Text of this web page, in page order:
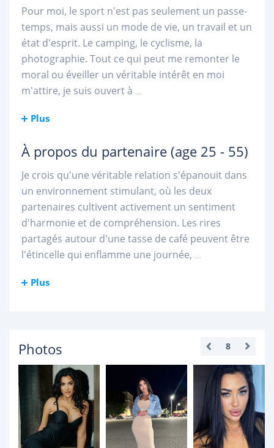
Pour moi, le sport n'est pas seulement un passe-
temps, mais aussi un mode de vie, un travail et un
état d'esprit. Le camping, le cyclisme, la
photographie. Tout ce qui peut me remonter le
moral ou éveiller un véritable intérêt en moi
m'attire, je suis ouvert à ...
Plus
À propos du partenaire (age 25 - 55)
Je crois qu'une véritable relation s'épanouit dans
un environnement stimulant, où les deux
partenaires cultivent activement un sentiment
d'harmonie et de compréhension. Les rires
partagés autour d'une tasse de café peuvent être
l'étincelle qui enflamme une journée, ...
Plus
Photos 8